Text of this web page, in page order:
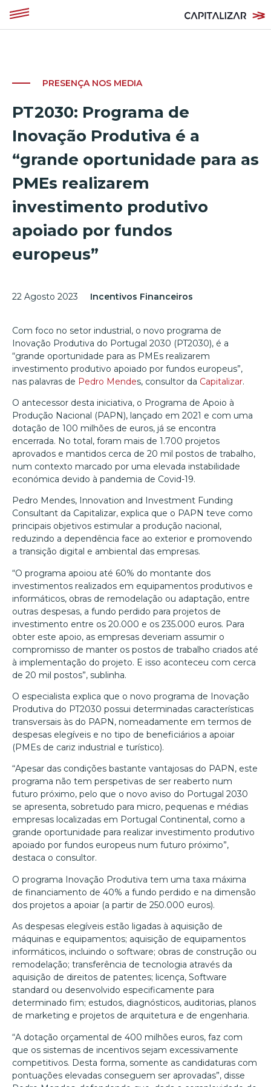
PRESENÇA NOS MEDIA
PT2030: Programa de
Inovação Produtiva é a
“grande oportunidade para as
PMEs realizarem
investimento produtivo
apoiado por fundos
europeus”
22 Agosto 2023 Incentivos Financeiros
Com foco no setor industrial, o novo programa de
Inovação Produtiva do Portugal 2030 (PT2030), é a
“grande oportunidade para as PMEs realizarem
investimento produtivo apoiado por fundos europeus”,
nas palavras de Pedro Mendes, consultor da Capitalizar.
O antecessor desta iniciativa, o Programa de Apoio à
Produção Nacional (PAPN), lançado em 2021 e com uma
dotação de 100 milhões de euros, já se encontra
encerrada. No total, foram mais de 1.700 projetos
aprovados e mantidos cerca de 20 mil postos de trabalho,
num contexto marcado por uma elevada instabilidade
económica devido à pandemia de Covid-19.
Pedro Mendes, Innovation and Investment Funding
Consultant da Capitalizar, explica que o PAPN teve como
principais objetivos estimular a produção nacional,
reduzindo a dependência face ao exterior e promovendo
a transição digital e ambiental das empresas.
“O programa apoiou até 60% do montante dos
investimentos realizados em equipamentos produtivos e
informáticos, obras de remodelação ou adaptação, entre
outras despesas, a fundo perdido para projetos de
investimento entre os 20.000 e os 235.000 euros. Para
obter este apoio, as empresas deveriam assumir o
compromisso de manter os postos de trabalho criados até
à implementação do projeto. E isso aconteceu com cerca
de 20 mil postos”, sublinha.
O especialista explica que o novo programa de Inovação
Produtiva do PT2030 possui determinadas características
transversais às do PAPN, nomeadamente em termos de
despesas elegíveis e no tipo de beneficiários a apoiar
(PMEs de cariz industrial e turístico).
“Apesar das condições bastante vantajosas do PAPN, este
programa não tem perspetivas de ser reaberto num
futuro próximo, pelo que o novo aviso do Portugal 2030
se apresenta, sobretudo para micro, pequenas e médias
empresas localizadas em Portugal Continental, como a
grande oportunidade para realizar investimento produtivo
apoiado por fundos europeus num futuro próximo”,
destaca o consultor.
O programa Inovação Produtiva tem uma taxa máxima
de financiamento de 40% a fundo perdido e na dimensão
dos projetos a apoiar (a partir de 250.000 euros).
As despesas elegíveis estão ligadas à aquisição de
máquinas e equipamentos; aquisição de equipamentos
informáticos, incluindo o software; obras de construção ou
remodelação; transferência de tecnologia através da
aquisição de direitos de patentes; licença, Software
standard ou desenvolvido especificamente para
determinado fim; estudos, diagnósticos, auditorias, planos
de marketing e projetos de arquitetura e de engenharia.
“A dotação orçamental de 400 milhões euros, faz com
que os sistemas de incentivos sejam excessivamente
competitivos. Desta forma, somente as candidaturas com
pontuações elevadas conseguem ser aprovadas”, disse